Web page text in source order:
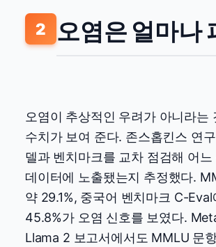
2 오염은 얼마나
오염이 추상적인 우려가 아니라는
수치가 보여 준다. 존스홉킨스 연
델과 벤치마크를 교차 점검해 어
데이터에 노출됐는지 추정했다.
약 29.1%, 중국어 벤치마크 C-Eval
45.8%가 오염 신호를 보였다.
Llama 2 보고서에서도 MMLU 문